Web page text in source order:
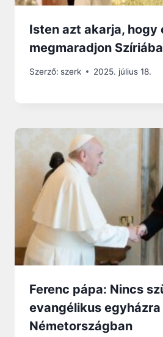
Isten azt akarja, hogy
megmaradjon
Szerző: szerk 2025. július 18.
Ferenc pápa: Nincs
evangélikus egyházra
Németországban